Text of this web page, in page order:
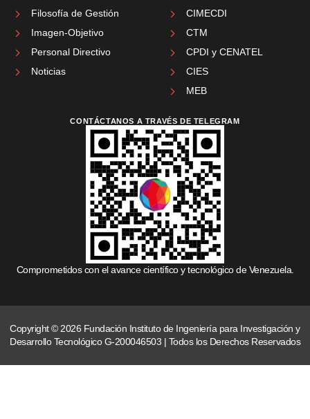
Filosofía de Gestión
Imagen-Objetivo
Personal Directivo
Noticias
CIMECDI
CTM
CPDI y CENATEL
CIES
MEB
CONTÁCTANOS A TRAVÉS DE TELEGRAM
Comprometidos con el avance científico y tecnológico de Venezuela.
Copyright © 2026 Fundación Instituto de Ingeniería para Investigación y
Desarrollo Tecnológico G-200046503 | Todos los Derechos Reservados